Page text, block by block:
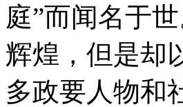
庭”而闻名于
辉煌，但是却
多政要人物和